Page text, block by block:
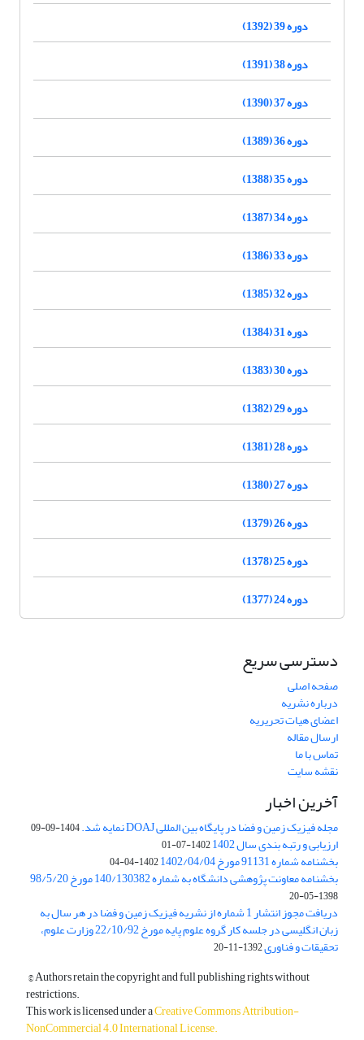
دوره 39 (1392)
دوره 38 (1391)
دوره 37 (1390)
دوره 36 (1389)
دوره 35 (1388)
دوره 34 (1387)
دوره 33 (1386)
دوره 32 (1385)
دوره 31 (1384)
دوره 30 (1383)
دوره 29 (1382)
دوره 28 (1381)
دوره 27 (1380)
دوره 26 (1379)
دوره 25 (1378)
دوره 24 (1377)
دسترسی سریع
صفحه اصلی
درباره نشریه
اعضای هیات تحریریه
ارسال مقاله
تماس با ما
نقشه سایت
آخرین اخبار
مجله فیزیک زمین و فضا در پایگاه بین المللی DOAJ نمایه شد. 1404-09-09
ارزیابی و رتبه بندی سال 1402 1402-07-01
بخشنامه شماره 91131 مورخ 1402/04/04 1402-04-04
بخشنامه معاونت پژوهشی دانشگاه به شماره 140/130382 مورخ 98/5/20
1398-05-20
دریافت مجوز انتشار 1 شماره از نشریه فیزیک زمین و فضا در هر سال به
زبان انگلیسی در جلسه کار گروه علوم پایه مورخ 22/10/92 وزارت علوم،
تحقیقات و فناوری1392-11-20
© Authors retain the copyright and full publishing rights without
restrictions.
This work is licensed under aCreative Commons Attribution-
NonCommercial 4.0 International License.